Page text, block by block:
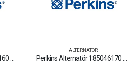
ALTERNATÖR